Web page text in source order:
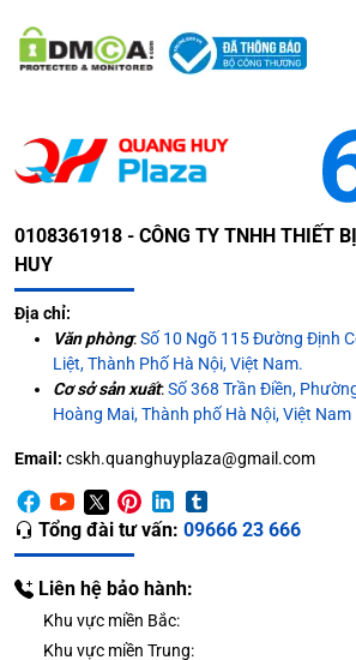
0108361918 - CÔNG TY TNHH THIẾT
HUY
Địa chỉ:
Văn phòng:Số 10 Ngõ 115 Đường Định
Liệt, Thành Phố Hà Nội, Việt Nam.
Cơ sở sản xuất:Số 368 Trần Điền,
Hoàng Mai, Thành phố Hà Nội, Việt Nam
Email: cskh.quanghuyplaza@gmail.com
Tổng đài tư vấn: 09666 23 666
Liên hệ bảo hành:
Khu vực miền Bắc:
Khu vực miền Trung: